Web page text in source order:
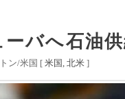
ーバへ石油
ン/米国 [米国 北米 ]